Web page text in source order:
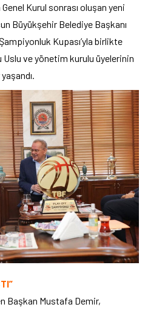
Kurul sonrası oluşan yeni
Büyükşehir Belediye Başkanı
Kupası’yla birlikte
ve yönetim kurulu üyelerinin
Başkan Mustafa Demir,